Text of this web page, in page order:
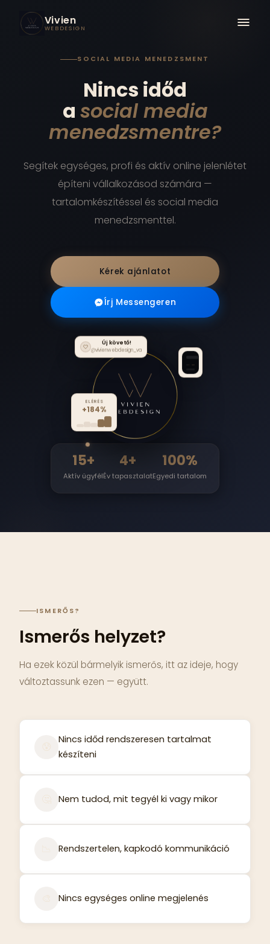
Vivien
WEBDESIGN
SOCIAL MEDIA MENEDZSMENT
Nincs időd
a social media
menedzsmentre?
Segítek egységes, profi és aktív online jelenlétet
építeni vállalkozásod számára —
tartalomkészítéssel és social media
menedzsmenttel.
Kérek ajánlatot
Írj Messengeren
ELÉRÉS
+184%
Új követő!
@vivienwebdesign_va
15+
Aktív ügyfél
4+
Év tapasztalat
100%
Egyedi tartalom
ISMERŐS?
Ismerős helyzet?
Ha ezek közül bármelyik ismerős, itt az ideje, hogy
változtassunk ezen — együtt.
Nincs időd rendszeresen tartalmat
készíteni
Nem tudod, mit tegyél ki vagy mikor
Rendszertelen, kapkodó kommunikáció
Nincs egységes online megjelenés